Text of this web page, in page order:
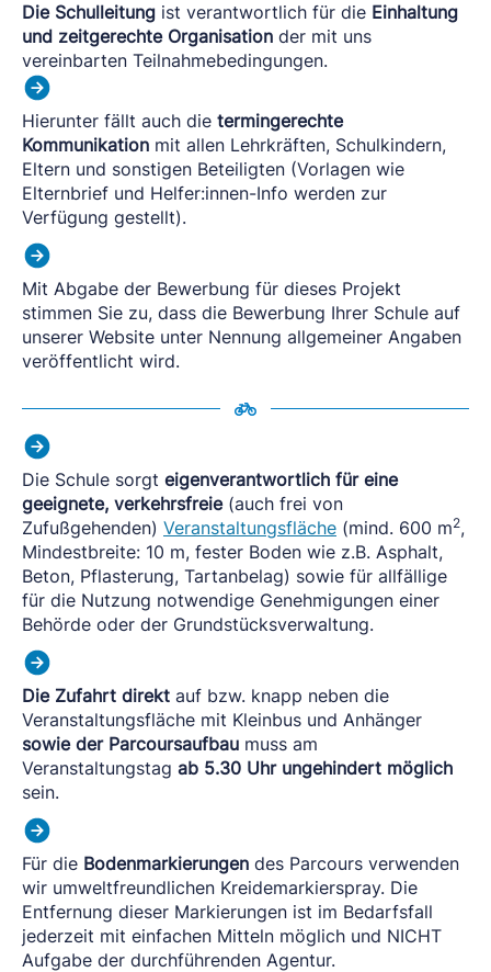
Die Schulleitung ist verantwortlich für die Einhaltung
und zeitgerechte Organisation der mit uns
vereinbarten Teilnahmebedingungen.
Hierunter fällt auch die termingerechte
Kommunikation mit allen Lehrkräften, Schulkindern,
Eltern und sonstigen Beteiligten (Vorlagen wie
Elternbrief und Helfer:innen-Info werden zur
Verfügung gestellt).
Mit Abgabe der Bewerbung für dieses Projekt
stimmen Sie zu, dass die Bewerbung Ihrer Schule auf
unserer Website unter Nennung allgemeiner Angaben
veröffentlicht wird.
Die Schule sorgt eigenverantwortlich für eine
geeignete, verkehrsfreie(auch frei von
Zufußgehenden) Veranstaltungsfläche (mind. 600 m2,
Mindestbreite: 10 m, fester Boden wie z.B. Asphalt,
Beton, Pflasterung, Tartanbelag) sowie für allfällige
für die Nutzung notwendige Genehmigungen einer
Behörde oder der Grundstücksverwaltung.
Die Zufahrt direkt auf bzw. knapp neben die
Veranstaltungsfläche mit Kleinbus und Anhänger
sowie der Parcoursaufbau muss am
Veranstaltungstag ab 5.30 Uhr ungehindert möglich
sein.
Für die Bodenmarkierungen des Parcours verwenden
wir umweltfreundlichen Kreidemarkierspray. Die
Entfernung dieser Markierungen ist im Bedarfsfall
jederzeit mit einfachen Mitteln möglich und NICHT
Aufgabe der durchführenden Agentur.